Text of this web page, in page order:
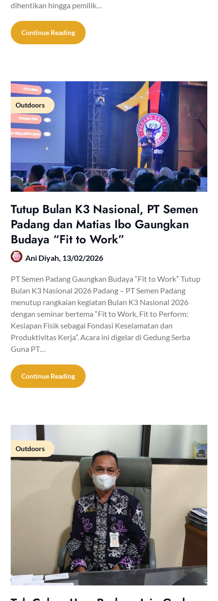
dihentikan hingga pemilik…
Continue Reading
Outdoors
Tutup Bulan K3 Nasional, PT Semen
Padang dan Matias Ibo Gaungkan
Budaya “Fit to Work”
Ani Diyah, 13/02/2026
PT Semen Padang Gaungkan Budaya “Fit to Work” Tutup
Bulan K3 Nasional 2026 Padang – PT Semen Padang
menutup rangkaian kegiatan Bulan K3 Nasional 2026
dengan seminar bertema “Fit to Work, Fit to Perform:
Kesiapan Fisik sebagai Fondasi Keselamatan dan
Produktivitas Kerja”. Acara ini digelar di Gedung Serba
Guna PT…
Continue Reading
Outdoors